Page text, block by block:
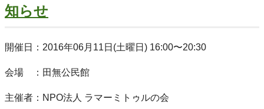
知らせ
開催日：2016年06月11日(土曜日) 16:00〜20:30
会場 ：田無公民館
主催者：NPO法人 ラマーミトゥルの会